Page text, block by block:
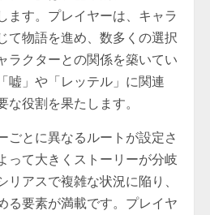
ます。プレイヤーは、キャラ
て物語を進め、数多くの選択
ラクターとの関係を築いてい
嘘」や「レッテル」に関連
役割を果たします。
ごとに異なるルートが設定さ
って大きくストーリーが分岐
リアスで複雑な状況に陥り、
る要素が満載です。プレイヤ